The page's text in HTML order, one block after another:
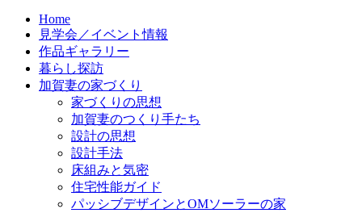
Home
見学会／イベント情報
作品ギャラリー
暮らし探訪
加賀妻の家づくり
家づくりの思想
加賀妻のつくり手たち
設計の思想
設計手法
床組みと気密
住宅性能ガイド
パッシブデザインとOMソーラーの家